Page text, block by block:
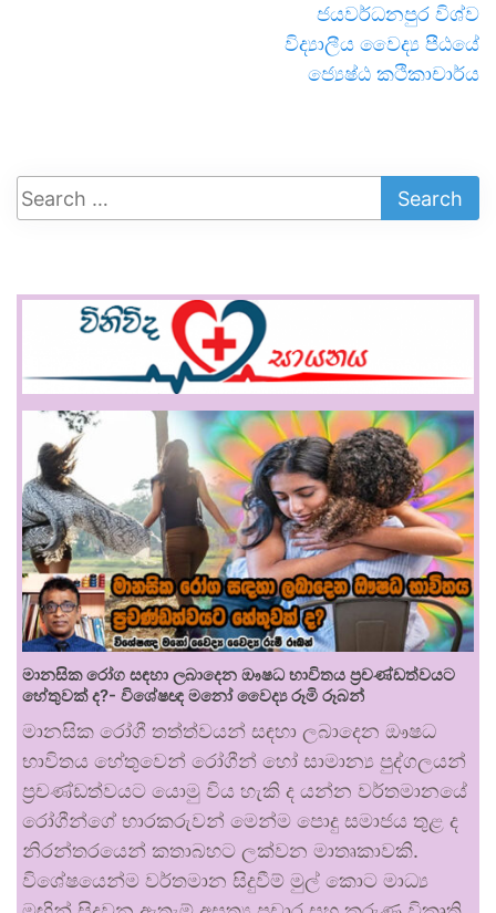
ජයවර්ධනපුර විශ්ව
විද්‍යාලීය වෛද්‍ය පීඨයේ
ජ්‍යෙෂ්ඨ කථිකාචාර්ය
මානසික රෝග සඳහා ලබාදෙන ඖෂධ භාවිතය ප්‍රචණ්ඩත්වයට
හේතුවක් ද?- විශේෂඥ මනෝ වෛද්‍ය රූමි රූබන්
මානසික රෝගී තත්ත්වයන් සඳහා ලබාදෙන ඖෂධ
භාවිතය හේතුවෙන් රෝගීන් හෝ සාමාන්‍ය පුද්ගලයන්
ප්‍රචණ්ඩත්වයට යොමු විය හැකි ද යන්න වර්තමානයේ
රෝගීන්ගේ භාරකරුවන් මෙන්ම පොදු සමාජය තුළ ද
නිරන්තරයෙන් කතාබහට ලක්වන මාතෘකාවකි.
විශේෂයෙන්ම වර්තමාන සිදුවීම් මුල් කොට මාධ්‍ය